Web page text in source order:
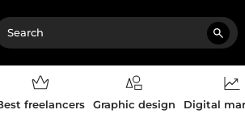
freelancers Graphic design Digital